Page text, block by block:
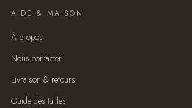
AIDE & MAISON
À propos
Nous contacter
Livraison & retours
Guide des tailles